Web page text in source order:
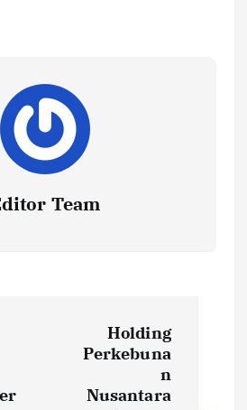
Team
Holding
Perkebuna
n
Nusantara